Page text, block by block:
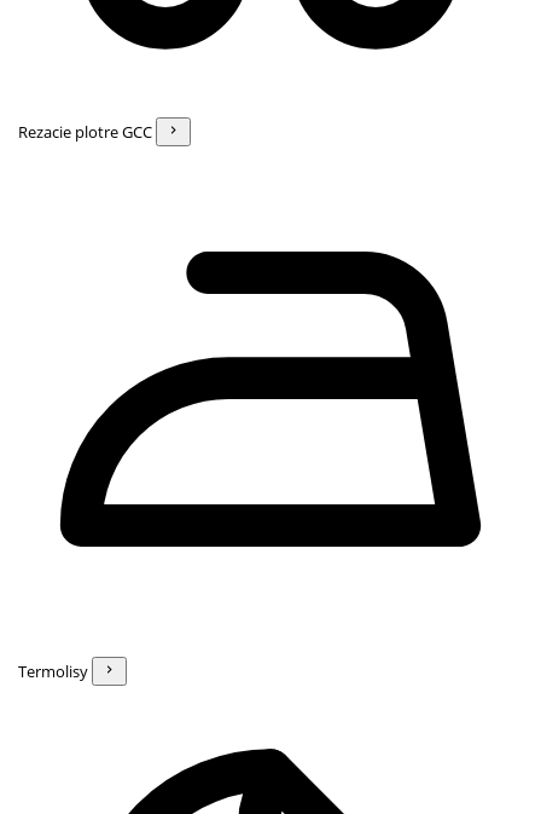
Rezacie plotre GCC
Termolisy